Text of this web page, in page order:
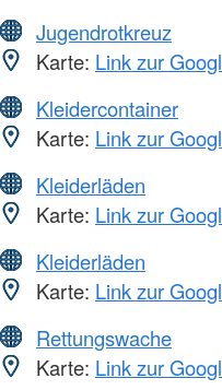
Jugendrotkreuz
Karte: Link zur
Kleidercontainer
Karte: Link zur
Kleiderläden
Karte: Link zur
Kleiderläden
Karte: Link zur
Rettungswache
Karte: Link zur